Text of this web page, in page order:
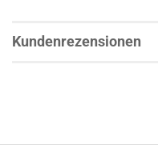
Kundenrezensionen